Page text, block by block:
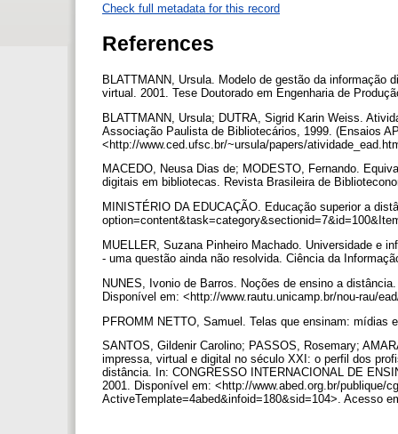
Check full metadata for this record
References
BLATTMANN, Ursula. Modelo de gestão da
virtual. 2001. Tese Doutorado em Engenharia de
BLATTMANN, Ursula; DUTRA, Sigrid Karin Weiss.
Associação Paulista de Bibliotecários, 1999. (Ensaios
<http://www.ced.ufsc.br/~ursula/papers/
MACEDO, Neusa Dias de; MODESTO, Fernando.
digitais em bibliotecas. Revista Brasileira de
MINISTÉRIO DA EDUCAÇÃO. Educação superior a
MUELLER, Suzana Pinheiro Machado. Universidade e
- uma questão ainda não resolvida. Ciência da
NUNES, Ivonio de Barros. Noções de ensino a
Disponível em: <http://www.rautu.unicamp.br/nou-rau/
PFROMM NETTO, Samuel. Telas que ensinam: mídias
SANTOS, Gildenir Carolino; PASSOS, Rosemary;
impressa, virtual e digital no século XXI: o perfil dos
distância. In: CONGRESSO INTERNACIONAL DE
2001. Disponível em: <http://www.abed.org.br/publique/
ActiveTemplate=4abed&infoid=180&sid=104>. Acesso